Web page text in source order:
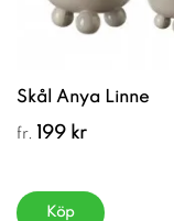
Skål Anya Linne
fr. 199 kr
Köp